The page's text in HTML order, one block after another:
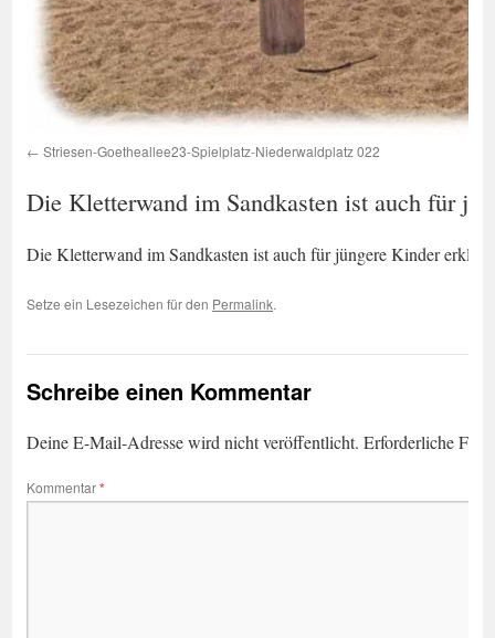
Striesen-Goetheallee23-Spielplatz-Niederwaldplatz 022
Die Kletterwand im Sandkasten ist auch für
Die Kletterwand im Sandkasten ist auch für jüngere Kinder
Setze ein Lesezeichen für den Permalink.
Schreibe einen Kommentar
Deine E-Mail-Adresse wird nicht veröffentlicht. Erforderliche
Kommentar*